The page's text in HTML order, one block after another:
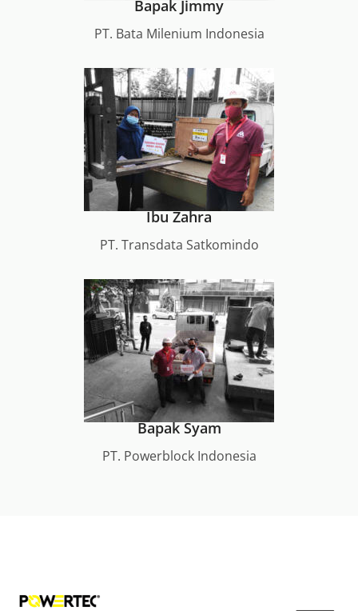
Bapak Jimmy
PT. Bata Milenium Indonesia
Ibu Zahra
PT. Transdata Satkomindo
Bapak Syam
PT. Powerblock Indonesia